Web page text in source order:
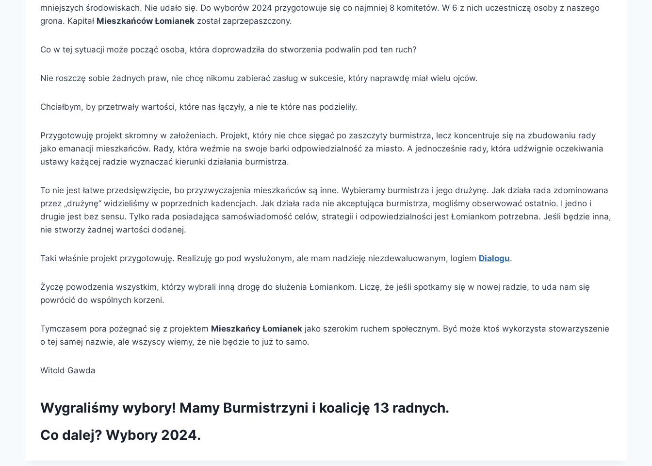
mniejszych środowiskach. Nie udało się. Do wyborów 2024 przygotowuje się co najmniej 8 komitetów. W 6 z nich uczestniczą osoby z naszego
grona. Kapitał Mieszkańców Łomianek został zaprzepaszczony.
Co w tej sytuacji może począć osoba, która doprowadziła do stworzenia podwalin pod ten ruch?
Nie roszczę sobie żadnych praw, nie chcę nikomu zabierać zasług w sukcesie, który naprawdę miał wielu ojców.
Chciałbym, by przetrwały wartości, które nas łączyły, a nie te które nas podzieliły.
Przygotowuję projekt skromny w założeniach. Projekt, który nie chce sięgać po zaszczyty burmistrza, lecz koncentruje się na zbudowaniu rady
jako emanacji mieszkańców. Rady, która weźmie na swoje barki odpowiedzialność za miasto. A jednocześnie rady, która udźwignie oczekiwania
ustawy każącej radzie wyznaczać kierunki działania burmistrza.
To nie jest łatwe przedsięwzięcie, bo przyzwyczajenia mieszkańców są inne. Wybieramy burmistrza i jego drużynę. Jak działa rada zdominowana
przez „drużynę” widzieliśmy w poprzednich kadencjach. Jak działa rada nie akceptująca burmistrza, mogliśmy obserwować ostatnio. I jedno i
drugie jest bez sensu. Tylko rada posiadająca samoświadomość celów, strategii i odpowiedzialności jest Łomiankom potrzebna. Jeśli będzie inna,
nie stworzy żadnej wartości dodanej.
Taki właśnie projekt przygotowuję. Realizuję go pod wysłużonym, ale mam nadzieję niezdewaluowanym, logiem Dialogu.
Życzę powodzenia wszystkim, którzy wybrali inną drogę do służenia Łomiankom. Liczę, że jeśli spotkamy się w nowej radzie, to uda nam się
powrócić do wspólnych korzeni.
Tymczasem pora pożegnać się z projektem Mieszkańcy Łomianek jako szerokim ruchem społecznym. Być może ktoś wykorzysta stowarzyszenie
o tej samej nazwie, ale wszyscy wiemy, że nie będzie to już to samo.
Witold Gawda
Wygraliśmy wybory! Mamy Burmistrzyni i koalicję 13 radnych.
Co dalej? Wybory 2024.